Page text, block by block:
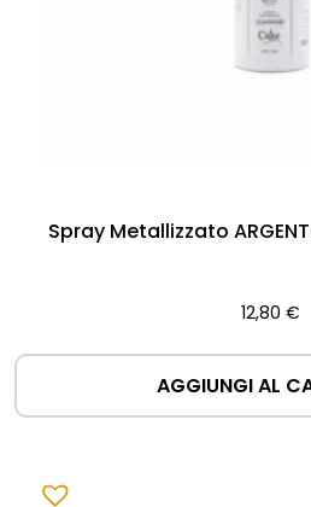
Spray Metallizzato
12,80 €
AGGIUNGI AL